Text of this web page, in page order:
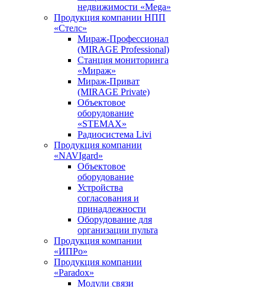
недвижимости «Mega»
Продукция компании НПП
«Стелс»
Мираж-Профессионал
(MIRAGE Professional)
Станция мониторинга
«Мираж»
Мираж-Приват
(MIRAGE Private)
Объектовое
оборудование
«STEMAX»
Радиосистема Livi
Продукция компании
«NAVIgard»
Объектовое
оборудование
Устройства
согласования и
принадлежности
Оборудование для
организации пульта
Продукция компании
«ИПРо»
Продукция компании
«Paradox»
Модули связи